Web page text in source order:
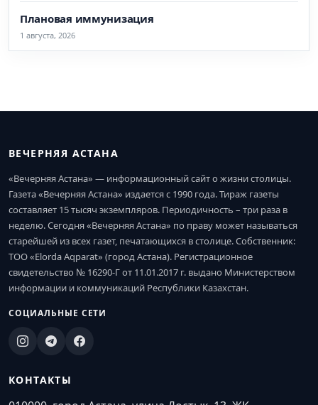
Плановая иммунизация
1 августа, 2026
ВЕЧЕРНЯЯ АСТАНА
«Вечерняя Астана» — информационный сайт о жизни столицы.
Газета «Вечерняя Астана» издается с 1990 года. Тираж газеты
составляет 15 тысяч экземпляров. Периодичность – три раза в
неделю. Сегодня «Вечерняя Астана» по праву может называться
старейшей из всех газет, печатающихся в столице. Собственник:
ТОО «Elorda Aqparat» (город Астана). Регистрационное
свидетельство № 16290-Г от 11.01.2017 г. выдано Министерством
информации и коммуникаций Республики Казахстан.
СОЦИАЛЬНЫЕ СЕТИ
КОНТАКТЫ